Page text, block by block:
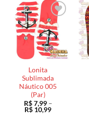
tem
várias
variantes.
As
opções
podem
ser
escolhidas
na
página
do
Lonita
Sublimada
Náutico 005
(Par)
R$7,99 –
R$ 10,99Faixa